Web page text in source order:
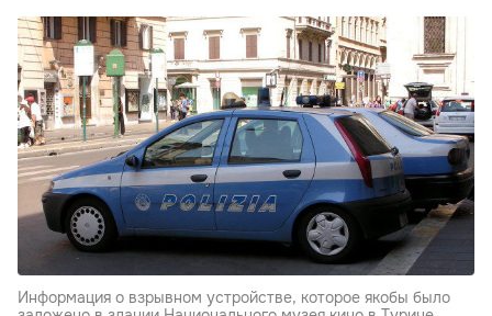
Информация о взрывном устройстве, которое якобы было